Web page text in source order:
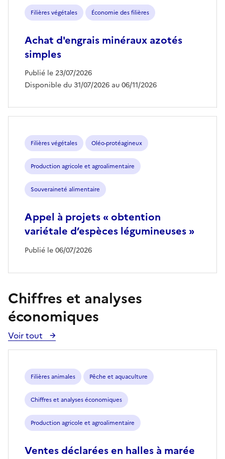
Filières végétales Économie des filières
Achat d'engrais minéraux azotés
simples
Publié le 23/07/2026
Disponible du 31/07/2026 au 06/11/2026
Filières végétales Oléo-protéagineux
Production agricole et agroalimentaire
Souveraineté alimentaire
Appel à projets « obtention
variétale d’espèces légumineuses »
Publié le 06/07/2026
Chiffres et analyses
économiques
Voir tout
Voir
toutes
publications
Filières animales Pêche et aquaculture
Chiffres et analyses économiques
Production agricole et agroalimentaire
Ventes déclarées en halles à marée